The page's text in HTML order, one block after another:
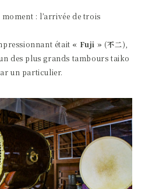
: l’arrivée de trois
était « Fuji » (不二)
des plus grands tambours taiko
un particulier.